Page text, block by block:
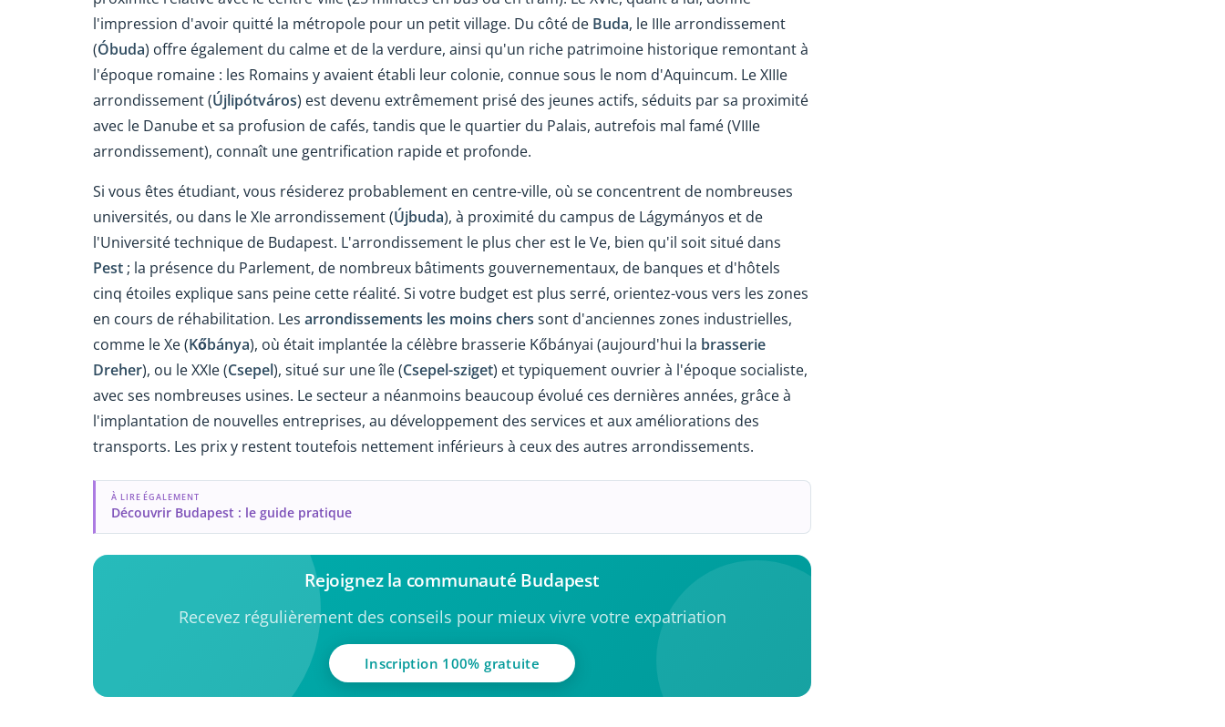
l'impression d'avoir quitté la métropole pour un petit village. Du côté de Buda, le IIIe arrondissement
(Óbuda) offre également du calme et de la verdure, ainsi qu'un riche patrimoine historique remontant à
l'époque romaine : les Romains y avaient établi leur colonie, connue sous le nom d'Aquincum. Le XIIIe
arrondissement (Újlipótváros) est devenu extrêmement prisé des jeunes actifs, séduits par sa proximité
avec le Danube et sa profusion de cafés, tandis que le quartier du Palais, autrefois mal famé (VIIIe
arrondissement), connaît une gentrification rapide et profonde.
Si vous êtes étudiant, vous résiderez probablement en centre-ville, où se concentrent de nombreuses
universités, ou dans le XIearrondissement (Újbuda), à proximité du campus de Lágymányos et de
l'Université technique de Budapest. L'arrondissement le plus cher est le Ve, bien qu'il soit situé dans
Pest; la présence du Parlement, de nombreux bâtiments gouvernementaux, de banques et d'hôtels
cinq étoiles explique sans peine cette réalité. Si votre budget est plus serré, orientez-vous vers les zones
en cours de réhabilitation. Les arrondissements les moins chers sont d'anciennes zones industrielles,
comme le Xe(Kőbánya), où était implantée la célèbre brasserie Kőbányai (aujourd'hui la brasserie
Dreher), ou le XXIe(Csepel), situé sur une île (Csepel-sziget) et typiquement ouvrier à l'époque socialiste,
avec ses nombreuses usines. Le secteur a néanmoins beaucoup évolué ces dernières années, grâce à
l'implantation de nouvelles entreprises, au développement des services et aux améliorations des
transports. Les prix y restent toutefois nettement inférieurs à ceux des autres arrondissements.
À LIRE ÉGALEMENT
Découvrir Budapest : le guide pratique
Rejoignez la communauté Budapest
Recevez régulièrement des conseils pour mieux vivre votre expatriation
Inscription 100% gratuite